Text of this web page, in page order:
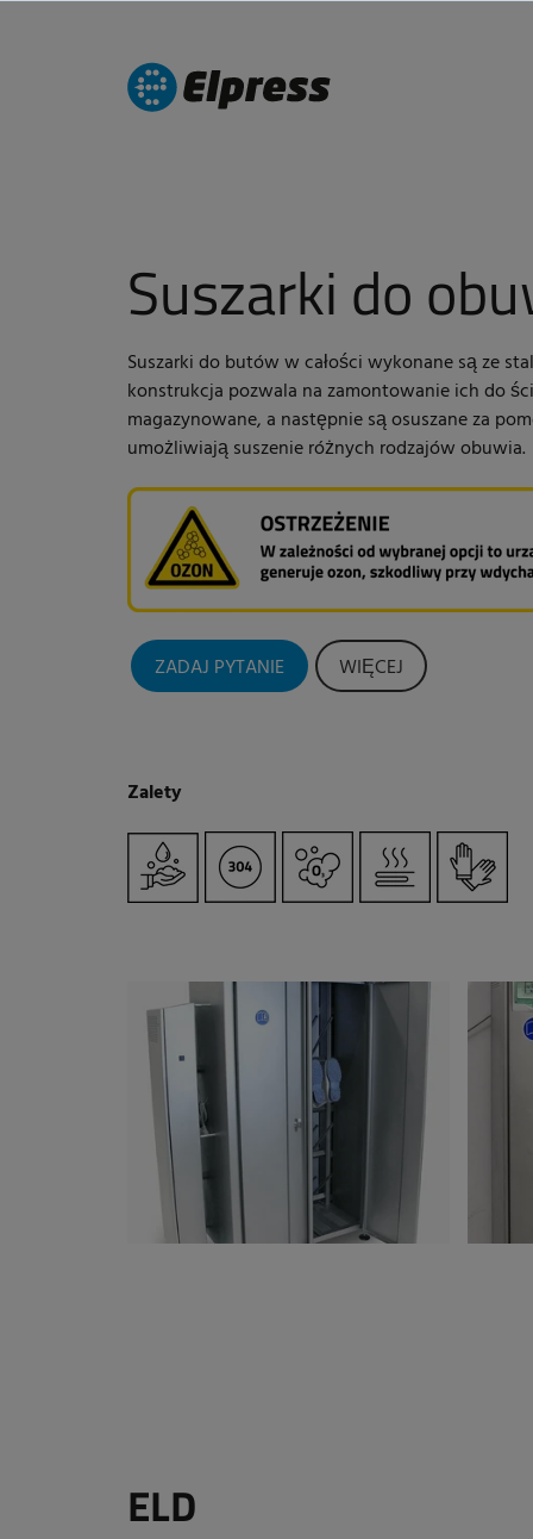
Suszarki do
Suszarki do butów w całości wykonane są ze
konstrukcja pozwala na zamontowanie ich do
magazynowane, a następnie są osuszane za
umożliwiają suszenie różnych rodzajów obuwia.
ZADAJ PYTANIE WIĘCEJ
Zalety
ELD